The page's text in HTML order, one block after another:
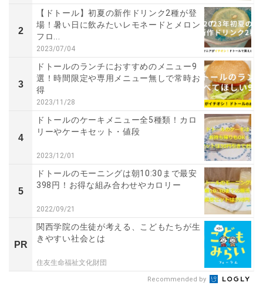
2
【ドトール】初夏の新作ドリンク2種が登
場！暑い日に飲みたいレモネードとメロン
フロ...
2023/07/04
3
ドトールのランチにおすすめのメニュー9
選！時間限定や専用メニュー無しで常時お
得
2023/11/28
4
ドトールのケーキメニュー全5種類！カロ
リーやケーキセット・値段
2023/12/01
5
ドトールのモーニングは朝10:30まで最安
398円！お得な組み合わせやカロリー
2022/09/21
PR
関西学院の生徒が考える、こどもたちが生
きやすい社会とは
住友生命福祉文化財団
Recommended by